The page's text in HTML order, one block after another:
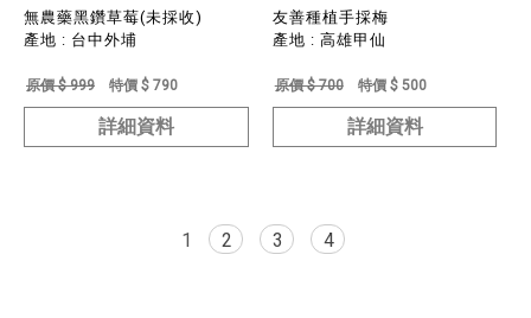
無農藥黑鑽草莓(未採收)
產地 : 台中外埔
原價 $ 999 特價 $ 790
詳細資料
友善種植手採梅
產地 : 高雄甲仙
原價 $ 700 特價 $ 500
詳細資料
1 2 3 4